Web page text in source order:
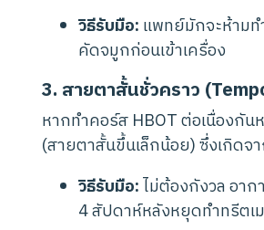
วิธีรับมือ: แพทย์มักจะห้าม
คัดจมูกก่อนเข้าเครื่อง
3. สายตาสั้นชั่วคราว
หากทำคอร์ส HBOT ต่อเนื่องกั
(สายตาสั้นขึ้นเล็กน้อย) ซึ่งเกิด
วิธีรับมือ:ไม่ต้องกังวล อา
4 สัปดาห์หลังหยุดทำทรีตเ